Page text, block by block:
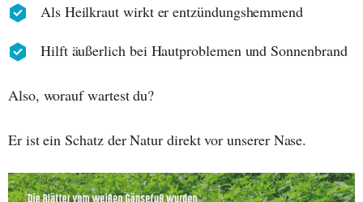
Als Heilkraut wirkt er entzündungshemmend
Hilft äußerlich bei Hautproblemen und Sonnenbrand
Also, worauf wartest du?
Er ist ein Schatz der Natur direkt vor unserer Nase.